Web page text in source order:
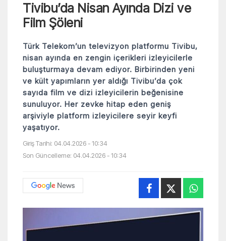
Tivibu’da Nisan Ayında Dizi ve
Film Şöleni
Türk Telekom’un televizyon platformu Tivibu,
nisan ayında en zengin içerikleri izleyicilerle
buluşturmaya devam ediyor. Birbirinden yeni
ve kült yapımların yer aldığı Tivibu’da çok
sayıda film ve dizi izleyicilerin beğenisine
sunuluyor. Her zevke hitap eden geniş
arşiviyle platform izleyicilere seyir keyfi
yaşatıyor.
Giriş Tarihi: 04.04.2026 - 10:34
Son Güncelleme: 04.04.2026 - 10:34